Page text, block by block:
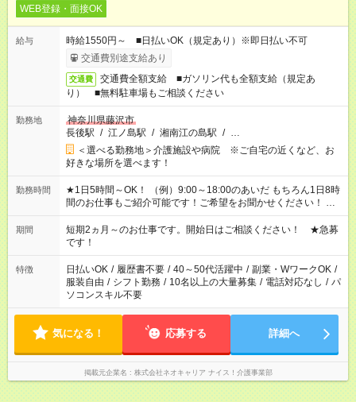
WEB登録・面接OK
給与
時給1550円～ ■日払いOK（規定あり）※即日払い不可
交通費別途支給あり
交通費
交通費全額支給 ■ガソリン代も全額支給（規定あ
り） ■無料駐車場もご相談ください
勤務地
神奈川県藤沢市
長後駅 / 江ノ島駅 / 湘南江の島駅 / …
＜選べる勤務地＞介護施設や病院 ※ご自宅の近くなど、お
好きな場所を選べます！
勤務時間
★1日5時間～OK！ （例）9:00～18:00のあいだ もちろん1日8時
間のお仕事もご紹介可能です！ご希望をお聞かせください！ ※
週最低15時間以上の勤務が必要です
期間
短期2ヵ月～のお仕事です。開始日はご相談ください！ ★急募
です！
特徴 日払いOK / 履歴書不要 / 40～50代活躍中 / 副業・WワークOK /
服装自由 / シフト勤務 / 10名以上の大量募集 / 電話対応なし / パ
ソコンスキル不要
気になる！ 応募する 詳細へ
掲載元企業名 株式会社ネオキャリア ナイス！介護事業部